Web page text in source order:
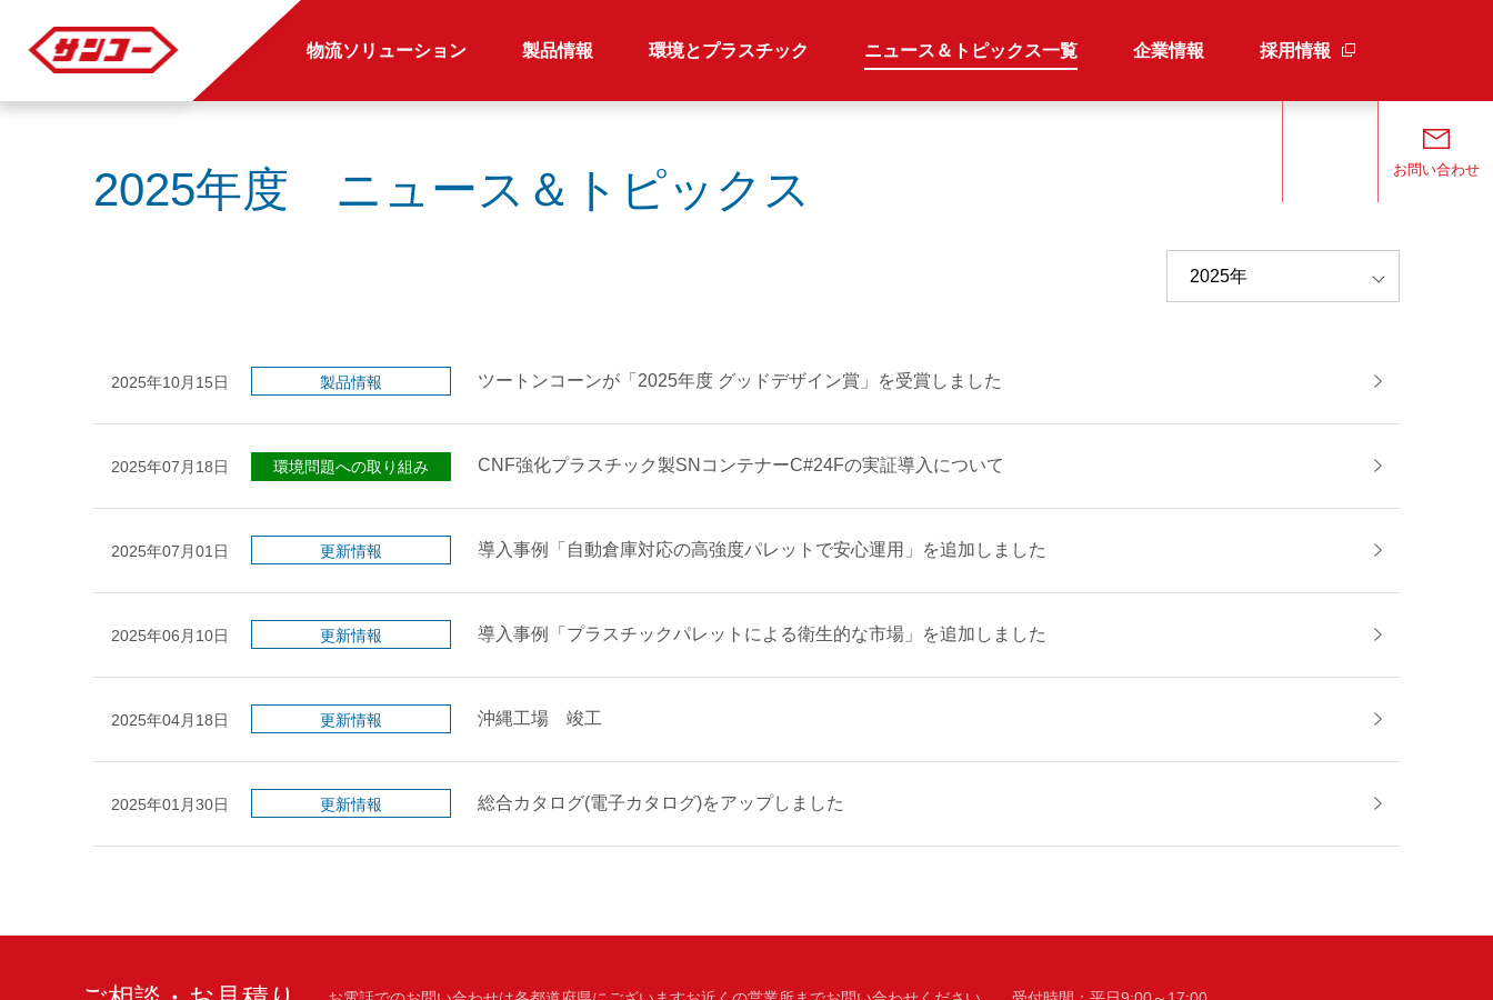
物流ソリューション 製品情報 環境とプラスチック ニュース＆トピックス一覧 企業情報 採用情報
お問い合わせ
2025年度 ニュース＆トピックス
2025年10月15日 製品情報 ツートンコーンが「2025年度 グッドデザイン賞」を受賞しました
2025年07月18日 環境問題への取り組み CNF強化プラスチック製SNコンテナーC#24Fの実証導入について
2025年07月01日 更新情報 導入事例「自動倉庫対応の高強度パレットで安心運用」を追加しました
2025年06月10日 更新情報 導入事例「プラスチックパレットによる衛生的な市場」を追加しました
2025年04月18日 更新情報 沖縄工場 竣工
2025年01月30日 更新情報 総合カタログ(電子カタログ)をアップしました